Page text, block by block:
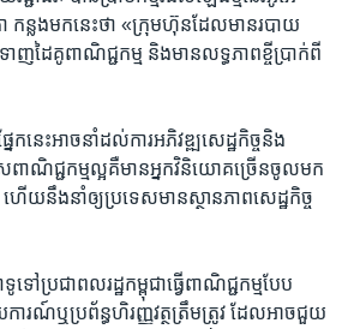
ា កន្លង​មក​នេះ​ថា «ក្រុម​ហ៊ុន​ដែល​មាន​របាយ
ាញ​ដៃគូ​ពាណិជ្ជកម្ម និង​មាន​លទ្ធភាព​ខ្ចីប្រាក់​ពី​
ែក​នេះ​អាច​នាំ​ដល់​ការ​អភិវឌ្ឍ​សេដ្ឋកិច្ច​និង​
ពាណិជ្ជកម្ម​ល្អគឺ​មាន​អ្នក​វិនិយោគ​ច្រើន​ចូល​មក​
ើយ​នឹង​នាំ​ឲ្យ​ប្រទេសមាន​ស្ថានភាព​សេដ្ឋកិច្ច​
ៅ​ប្រជាពលរដ្ឋ​កម្ពុជា​ធ្វើពាណិជ្ជកម្ម​បែប​
ារណ៍​ឬ​ប្រព័ន្ធហិរញ្ញវត្ថ​ត្រឹមត្រូវ ដែល​អាច​ជួយ​